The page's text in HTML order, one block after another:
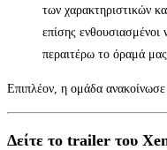
των χαρακτηριστικών
επίσης
περαιτέρω το όραμά
Επιπλέον, η ομάδα ανακοίνωσε
Δείτε το trailer του